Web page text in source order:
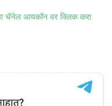
चॅनेल आयकॉन वर क्लिक करा